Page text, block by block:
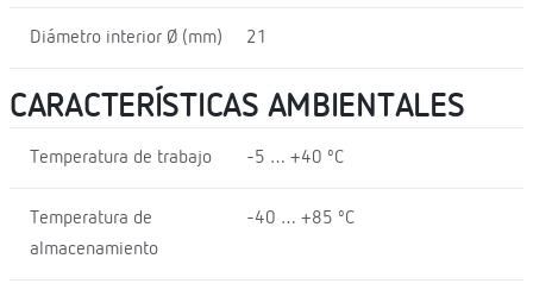
Diámetro interior Ø (mm) 21
CARACTERÍSTICAS AMBIENTALES
Temperatura de trabajo -5 … +40 ºC
Temperatura de
almacenamiento
-40 … +85 ºC